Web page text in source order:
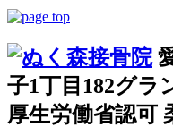
子1丁目182グラ
厚生労働省認可